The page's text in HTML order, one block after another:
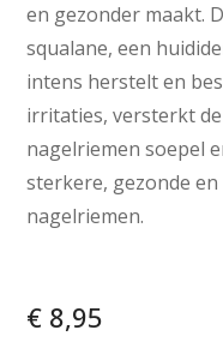
en gezonder maakt.
squalane, een
intens herstelt en
irritaties, versterkt
nagelriemen soepel
sterkere, gezonde
nagelriemen.
€ 8,95